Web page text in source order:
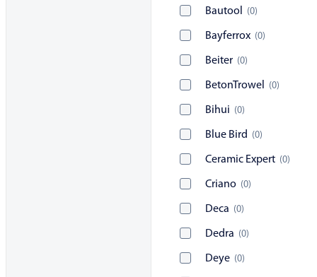
Bautool (0)
Bayferrox (0)
Beiter (0)
BetonTrowel (0)
Bihui (0)
Blue Bird (0)
Ceramic Expert (0)
Criano (0)
Deca (0)
Dedra (0)
Deye (0)